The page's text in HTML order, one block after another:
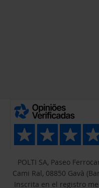
POLTI SA, Paseo
Cami Ral, 08850 Gavà
Inscrita en el registro